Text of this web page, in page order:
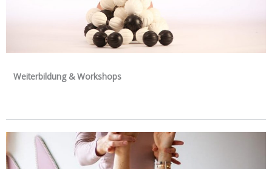
Weiterbildung & Workshops